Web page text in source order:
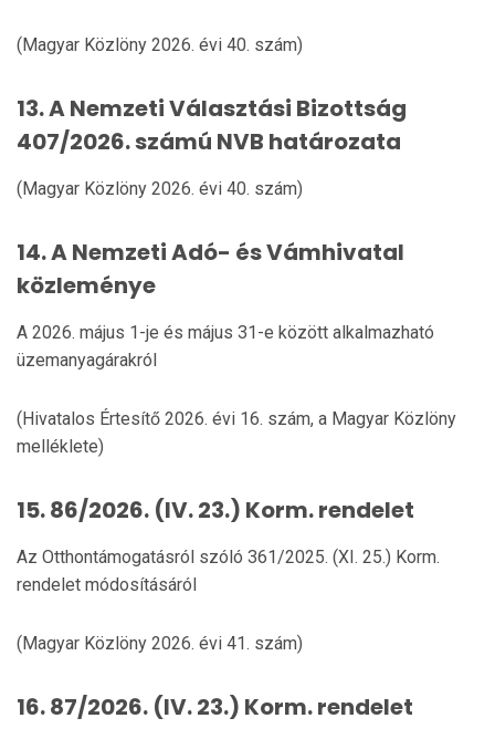
(Magyar Közlöny 2026. évi 40. szám)
13. A Nemzeti Választási Bizottság
407/2026. számú NVB határozata
(Magyar Közlöny 2026. évi 40. szám)
14. A Nemzeti Adó- és Vámhivatal
közleménye
A 2026. május 1-je és május 31-e között alkalmazható
üzemanyagárakról
(Hivatalos Értesítő 2026. évi 16. szám, a Magyar Közlöny
melléklete)
15. 86/2026. (IV. 23.) Korm. rendelet
Az Otthontámogatásról szóló 361/2025. (XI. 25.) Korm.
rendelet módosításáról
(Magyar Közlöny 2026. évi 41. szám)
16. 87/2026. (IV. 23.) Korm. rendelet